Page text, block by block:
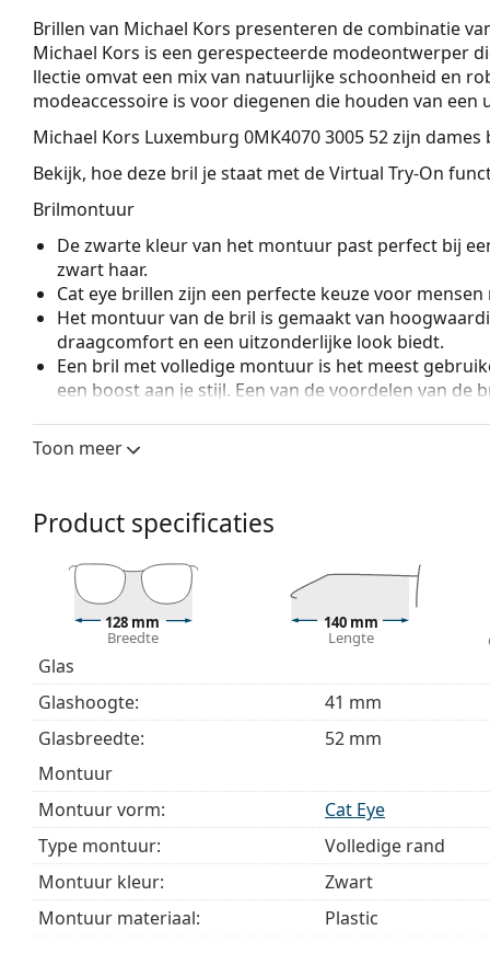
Brillen van Michael Kors presenteren de combinatie
Michael Kors is een gerespecteerde modeontwerper
llectie omvat een mix van natuurlijke schoonheid en
modeaccessoire is voor diegenen die houden van
Michael Kors Luxemburg 0MK4070 3005 52zijn dames
Bekijk, hoe deze bril je staat met de Virtual Try-On
Brilmontuur
De zwarte kleur van het montuur past perfect bij
zwart haar.
Cat eye brillen zijn een perfecte keuze voor
Het montuur van de bril is gemaakt van
draagcomfort en een uitzonderlijke look biedt.
Een bril met volledige montuur is het meest
een boost aan je stijl. Een van de voordelen van
Wij leveren de brillen in een originele hoes. De
Het meegeleverde doekje is ideaal voor het
modellen worden geleverd met een stoffen zakje in
Bekijk het volledige assortimentbrillen voor meer
bij het kiezen.
Het is een medisch hulpmiddel. Lees de instructies
Toon meer
Product specificaties
128 mm
Breedte
140 mm
Lengte
Glas
Glashoogte:
41 mm
Glasbreedte:
52 mm
montuur
Montuur vorm:
Cat Eye
Type montuur:
Volledige rand
Montuur kleur:
Zwart
Montuur materiaal:
Plastic